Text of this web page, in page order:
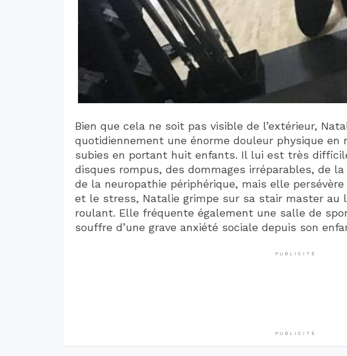
Bien que cela ne soit pas visible de l’extérieur,
quotidiennement une énorme douleur physique en
subies en portant huit enfants. Il lui est très
disques rompus, des dommages irréparables, de
de la neuropathie périphérique, mais elle
et le stress, Natalie grimpe sur sa stair master au
roulant. Elle fréquente également une salle de
souffre d’une grave anxiété sociale depuis son
PUBLICITÉ
PUBLICITÉ